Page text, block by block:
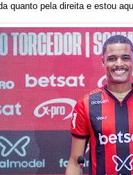
quanto pela direita e estou